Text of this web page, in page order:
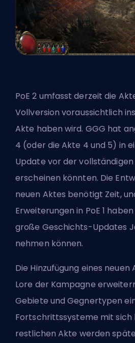
PoE 2 umfasst derzeit die
Vollversion voraussichtlich
Akte haben wird. GGG hat
4 (oder die Akte 4 und 5) in
Update vor der
erscheinen könnten. Die
neuen Aktes benötigt Zeit,
Erweiterungen in PoE 1
große Geschichts-Updates
nehmen können.
Die Hinzufügung eines neuen
Lore der Kampagne
Gebiete und Gegnertypen
Fortschrittssysteme mit sich
restlichen Akte werden